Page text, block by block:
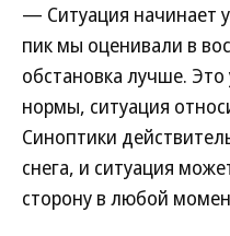
— Ситуация начинает
пик мы оценивали в
обстановка лучше.
нормы, ситуация
Синоптики
снега, и ситуация
сторону в любой